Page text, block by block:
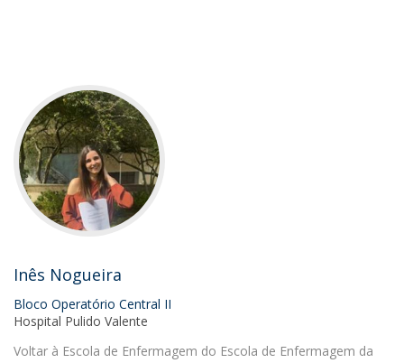
Inês Nogueira
Bloco Operatório Central II
Hospital Pulido Valente
Voltar à Escola de Enfermagem do Escola de Enfermagem da